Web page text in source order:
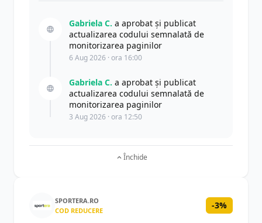
Gabriela C. a aprobat și publicat
actualizarea codului semnalată de
monitorizarea paginilor
6 Aug 2026 · ora 16:00
Gabriela C. a aprobat și publicat
actualizarea codului semnalată de
monitorizarea paginilor
3 Aug 2026 · ora 12:50
Închide
SPORTERA.RO
COD REDUCERE
-3%